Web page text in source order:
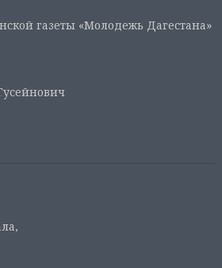
газеты «Молодежь Дагестана»